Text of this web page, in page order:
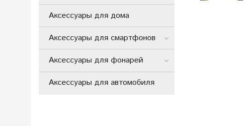
Аксессуары для дома
Аксессуары для смартфонов
Аксессуары для фонарей
Аксессуары для автомобиля